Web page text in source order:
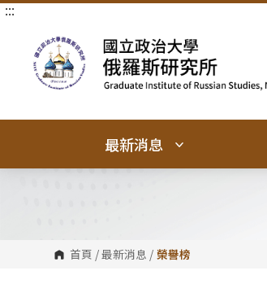
跳
跳
:::
最新消息
首頁 /最新消息 / 榮譽榜